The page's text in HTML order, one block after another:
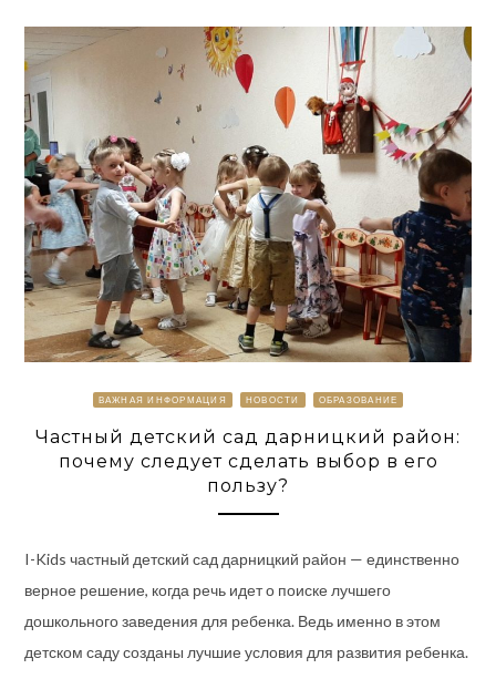
ВАЖНАЯ ИНФОРМАЦИЯ НОВОСТИ ОБРАЗОВАНИЕ
Частный детский сад дарницкий район:
почему следует сделать выбор в его
пользу?
I-Kids частный детский сад дарницкий район — единственно
верное решение, когда речь идет о поиске лучшего
дошкольного заведения для ребенка. Ведь именно в этом
детском саду созданы лучшие условия для развития ребенка.